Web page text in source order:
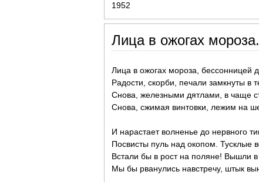
1952
Лица в ожогах
Лица в ожогах мороза, бессонницей
Радости, скорби, печали замкнуты в
Снова, железными дятлами, в чаще
Снова, сжимая винтовки, лежим на
И нарастает волненье до нервного
Посвисты пуль над окопом. Тусклые
Встали бы в рост на поляне! Вышли в
Мы бы рванулись навстречу, штык